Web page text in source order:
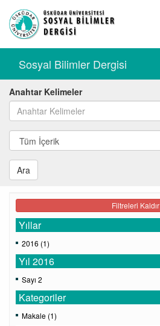
Sosyal Bilimler Dergisi
Anahtar Kelimeler
Ara
Filtreleri Kaldır
Yıllar
2016 (1)
Yıl 2016
Sayı 2
Kategoriler
Makale (1)